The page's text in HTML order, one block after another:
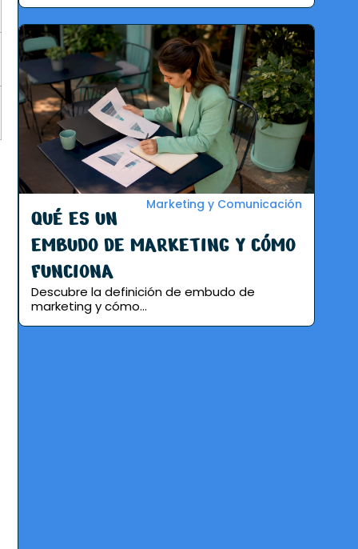
Marketing y Comunicación
QUÉ ES UN
EMBUDO DE MARKETING Y CÓMO
FUNCIONA
Descubre la definición de embudo de
marketing y cómo...